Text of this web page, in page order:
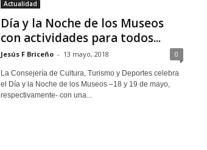
Actualidad
Día y la Noche de los Museos
con actividades para todos...
Jesús F Briceño - 13 mayo, 2018 0
La Consejería de Cultura, Turismo y Deportes celebra
el Día y la Noche de los Museos –18 y 19 de mayo,
respectivamente- con una...